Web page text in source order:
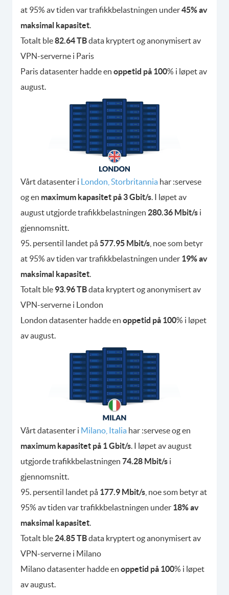
at 95% av tiden var trafikkbelastningen under45% av
maksimal kapasitet.
Totalt ble82.64 TBdata kryptert og anonymisert av
VPN-serverne i Paris
Paris datasenter hadde en oppetid på 100% i løpet av
august.
Vårt datasenter i London, Storbritannia har :servese
og en maximum kapasitet på 3 Gbit/s. I løpet av
august utgjorde trafikkbelastningen 280.36 Mbit/s i
gjennomsnitt.
95. persentil landet på577.95 Mbit/s , noe som betyr
at 95% av tiden var trafikkbelastningen under 19% av
maksimal kapasitet.
Totalt ble 93.96 TBdata kryptert og anonymisert av
VPN-serverne i London
London datasenter hadde en oppetid på 100% i løpet
av august.
Vårt datasenter i Milano, Italia har :servese og en
maximum kapasitet på 1 Gbit/s. I løpet av august
utgjorde trafikkbelastningen 74.28 Mbit/s i
gjennomsnitt.
95. persentil landet på 177.9 Mbit/s , noe som betyr at
95% av tiden var trafikkbelastningen under 18% av
maksimal kapasitet.
Totalt ble 24.85 TBdata kryptert og anonymisert av
VPN-serverne i Milano
Milano datasenter hadde en oppetid på 100% i løpet
av august.